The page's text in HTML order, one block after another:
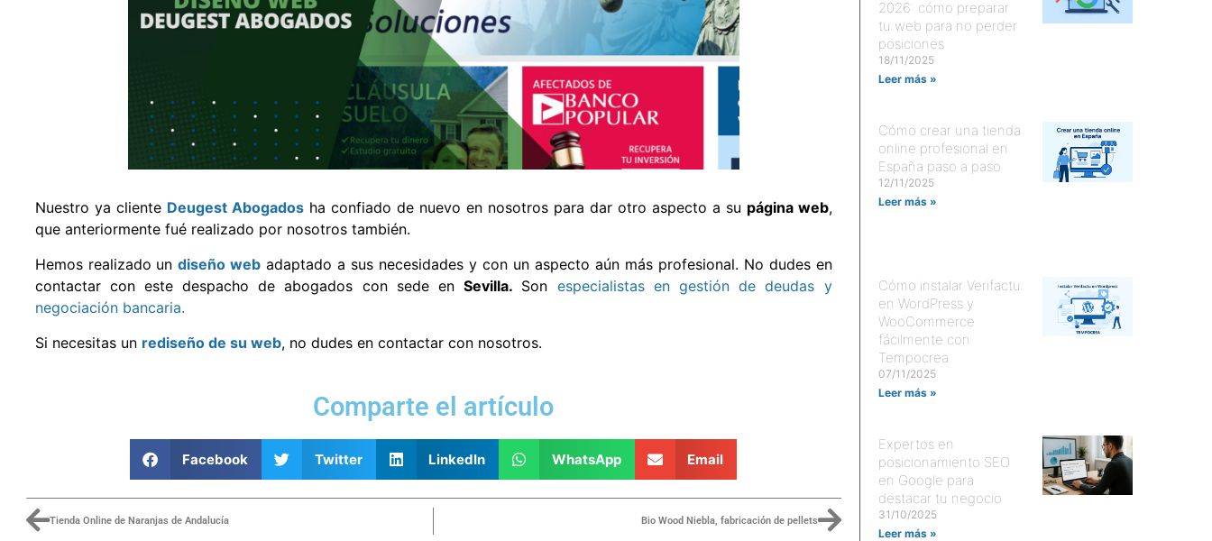
Nuestro ya cliente Deugest Abogadosha confiado de nuevo en nosotros para dar otro aspecto a su página web,
que anteriormente fué realizado por nosotros también.
Hemos realizado undiseño web adaptado a sus necesidades y con un aspecto aún más profesional. No dudes en
contactar con este despacho de abogados con sede enSevilla. Son especialistas en gestión de deudas y
negociación bancaria.
Si necesitas un rediseño de su web, no dudes en contactar con nosotros.
Comparte el artículo
Facebook Twitter LinkedIn WhatsApp Email
Tienda Online de Naranjas de Andalucía Bio Wood Niebla, fabricación de pellets
2026: cómo preparar
tu web para no perder
posiciones
18/11/2025
Leer más »
Cómo crear una tienda
online profesional en
España paso a paso
12/11/2025
Leer más »
Cómo instalar Verifactu
en WordPress y
WooCommerce
fácilmente con
Tempocrea
07/11/2025
Leer más »
Expertos en
posicionamiento SEO
en Google para
destacar tu negocio
31/10/2025
Leer más »